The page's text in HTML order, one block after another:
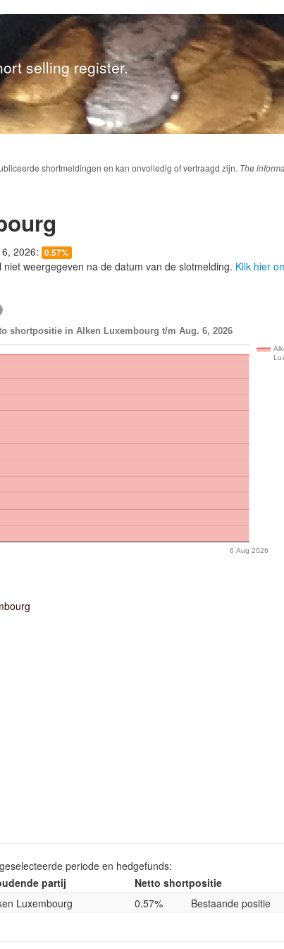
selling register.
shortmeldingen en kan onvolledig of vertraagd zijn. The
2026: 0.57%
weergegeven na de datum van de slotmelding. Klik hier
shortpositie in Alken Luxembourg t/m Aug. 6, 2026
6 Aug 2026
periode en hedgefunds:
partij
Netto shortpositie
Luxembourg 0.57% Bestaande positie